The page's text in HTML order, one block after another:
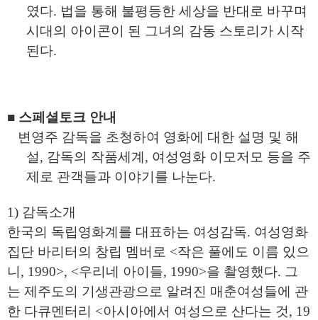
였다. 법을 통해 불평등한 세상을 반대로 바꾸며
시대의 아이콘이 된 그녀의 감동 스토리가 시작
된다.
■ 스페셜토크 안내
변영주 감독을 초청하여 영화에 대한 설명 및 해
설, 감독의 작품세계 , 여성영화 이모저모 등을 주
제로 관객들과 이야기를 나눈다.
1) 감독소개
한국의 독립영화계를 대표하는 여성감독. 여성영화
집단 바리터의 창립 멤버로 <작은 풀에도 이름 있으
니 , 1990>, <우리네 아이들, 1990>을 촬영했다. 그
는 제주도의 기생관광으로 알려진 매춘여성들에 관
한 다큐멘터리 <아시아에서 여성으로 산다는 것, 19